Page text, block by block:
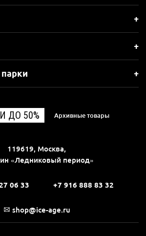
ДО 50% Архивные товары
119619, Москва,
«Ледниковый период»
06 33 +7 916 888 83 32
shop@ice-age.ru